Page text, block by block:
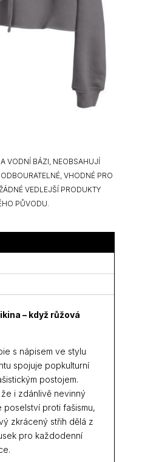
VODNÍ BÁZI, NEOBSAHUJÍ
VHODNÉ PRO
VEDLEJŠÍ PRODUKTY
PŮVODU.
– když růžová
s nápisem ve stylu
spojuje popkulturní
postojem.
i zdánlivě nevinný
proti fašismu,
zkrácený střih dělá z
pro každodenní